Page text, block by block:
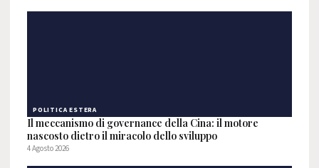
POLITICA ESTERA
Il meccanismo di governance della Cina: il motore
nascosto dietro il miracolo dello sviluppo
4 Agosto 2026